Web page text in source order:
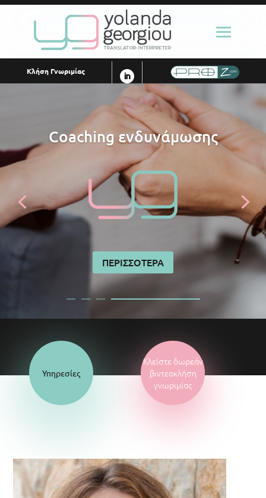
Κλήση Γνωριμίας
Ιατρικές μεταφράσεις
ΠΕΡΙΣΣΟΤΕΡΑ
Υπηρεσίες
Κλείστε δωρεάν
βιντεοκλήση
γνωριμίας